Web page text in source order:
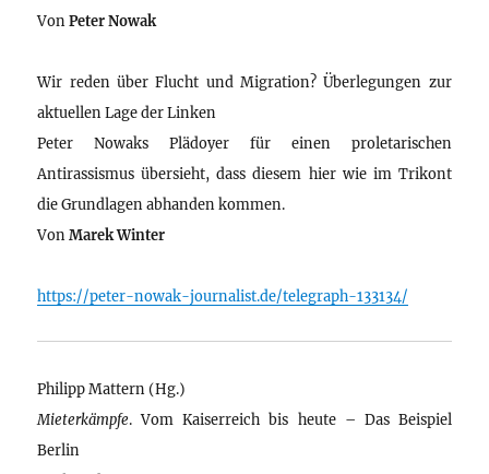
VonPeter Nowak
Wir reden über Flucht und Migration? Überlegungen zur
aktuellen Lage der Linken
Peter Nowaks Plädoyer für einen proletarischen
Antirassismus übersieht, dass diesem hier wie im Trikont
die Grundlagen abhanden kommen.
VonMarek Winter
https://peter-nowak-journalist.de/telegraph-133134/
Philipp Mattern (Hg.)
Mieterkämpfe. Vom Kaiserreich bis heute – Das Beispiel
Berlin